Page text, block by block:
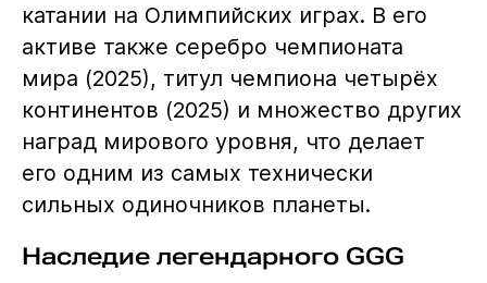
катании на Олимпийских играх. В его
активе также серебро чемпионата
мира (2025), титул чемпиона четырёх
континентов (2025) и множество других
наград мирового уровня, что делает
его одним из самых технически
сильных одиночников планеты.
Наследие легендарного GGG